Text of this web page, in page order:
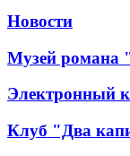
Новости
Музей романа
Электронный
Клуб "Два